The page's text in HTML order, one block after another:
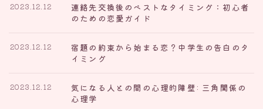
連絡先交換後のベストなタイミング：初心者
のための恋愛ガイド
2023.12.12
宿題の約束から始まる恋？中学生の告白のタ
イミング
2023.12.12
気になる人との間の心理的障壁: 三角関係の
心理学
2023.12.12